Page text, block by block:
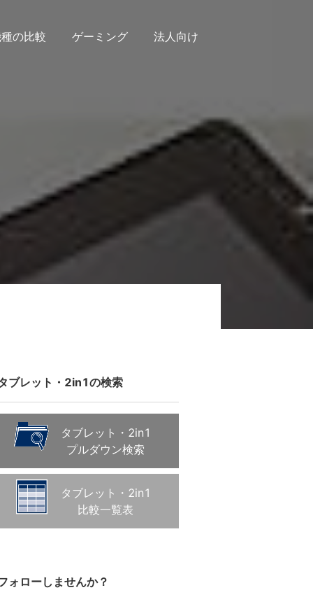
の比較 ゲーミング 法人向け
ブレット・2in1の検索
タブレット・2in1
プルダウン検索
タブレット・2in1
比較一覧表
ォローしませんか？